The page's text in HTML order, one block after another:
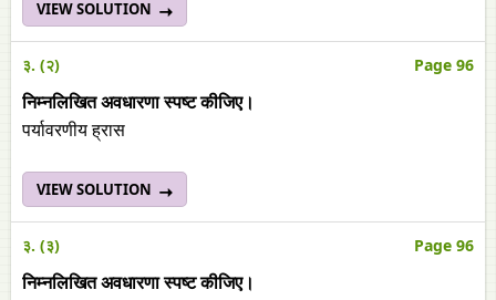
VIEW SOLUTION
३. (२) Page 96
निम्नलिखित अवधारणा स्पष्ट कीजिए।
पर्यावरणीय ह्रास
VIEW SOLUTION
३. (३) Page 96
निम्नलिखित अवधारणा स्पष्ट कीजिए।